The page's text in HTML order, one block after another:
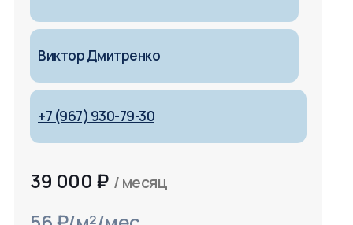
Виктор Дмитренко
+7 (967) 930-79-30
39 000 ₽ / месяц